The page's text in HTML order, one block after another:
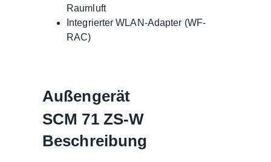
Raumluft
Integrierter WLAN-Adapter (WF-
RAC)
Außengerät
SCM 71 ZS-W
Beschreibung